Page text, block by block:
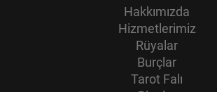
Hakkımızda
Hizmetlerimiz
Rüyalar
Burçlar
Tarot Falı